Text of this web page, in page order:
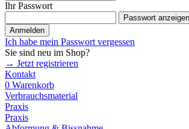
Ihr Passwort
Passwort anzeigen
Anmelden
Ich habe mein Passwort vergessen
Sie sind neu im Shop?
→ Jetzt registrieren
Kontakt
0 Warenkorb
Verbrauchsmaterial
Praxis
Praxis